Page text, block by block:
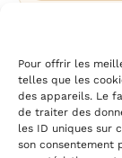
Pour offrir les
telles que les
des appareils. Le
de traiter des
les ID uniques sur
son consentement